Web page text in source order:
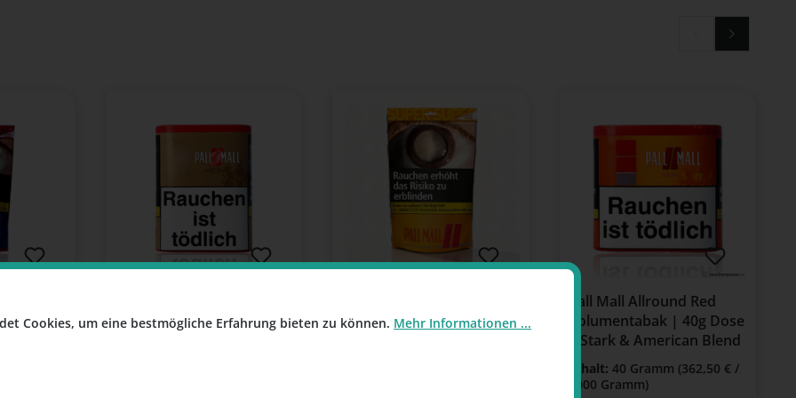
Giga-
XXL | Volumentabak 71g
133g Super Beutel
Pall Mall Allround Red
Volumentabak | 40g Dose
| Stark & American Blend
Inhalt: 40 Gramm (362,50 € /
1000 Gramm)
Cookies, um eine bestmögliche Erfahrung bieten zu können. Mehr Informationen ...